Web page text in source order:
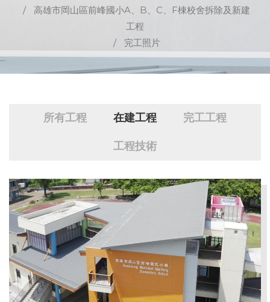
高雄市岡山區前峰國小A、B、C、F棟校舍拆除及新建
工程
完工照片
所有工程 在建工程 完工工程
工程技術